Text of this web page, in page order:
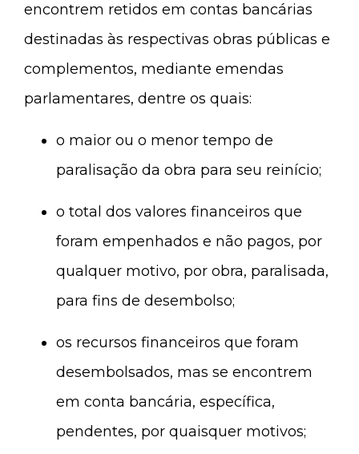
encontrem retidos em contas bancárias
destinadas às respectivas obras públicas e
complementos, mediante emendas
parlamentares, dentre os quais:
o maior ou o menor tempo de
paralisação da obra para seu reinício;
o total dos valores financeiros que
foram empenhados e não pagos, por
qualquer motivo, por obra, paralisada,
para fins de desembolso;
os recursos financeiros que foram
desembolsados, mas se encontrem
em conta bancária, específica,
pendentes, por quaisquer motivos;